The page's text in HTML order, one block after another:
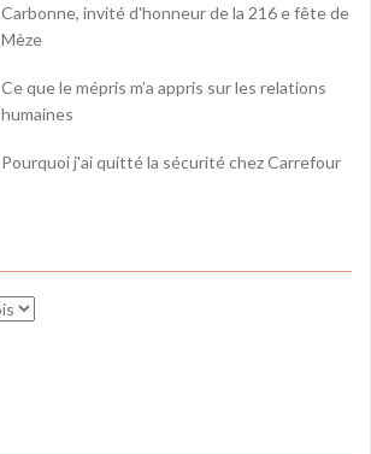
Carbonne, invité d'honneur de la 216 e fête de
Mèze
Ce que le mépris m’a appris sur les relations
humaines
Pourquoi j'ai quitté la sécurité chez Carrefour